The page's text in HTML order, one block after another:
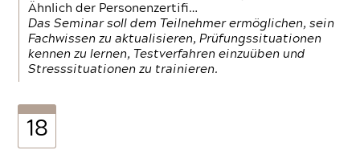
Ähnlich der Personenzertifi…
Das Seminar soll dem Teilnehmer ermöglichen, sein
Fachwissen zu aktualisieren, Prüfungssituationen
kennen zu lernen, Testverfahren einzuüben und
Stresssituationen zu trainieren.
18